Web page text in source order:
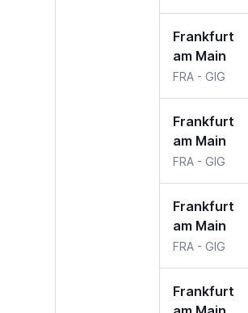
Frankfurt
am Main
FRA Frankfurt
- GIG
Frankfurt
am Main
FRA Frankfurt
- GIG
Frankfurt
am Main
FRA Frankfurt
- GIG
Frankfurt